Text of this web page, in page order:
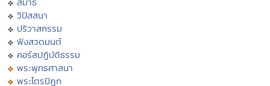
วิปัสสนา
ปริวาสกรรม
ฟังสวดมนต์
คอร์สปฏิบัติธรรม
พระพุทธศาสนา
พระไตรปิฏก